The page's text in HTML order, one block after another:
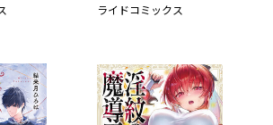
ライドコミックス